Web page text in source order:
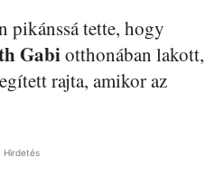
pikánssá tette, hogy
Gabiotthonában lakott,
rajta, amikor az
Hirdetés